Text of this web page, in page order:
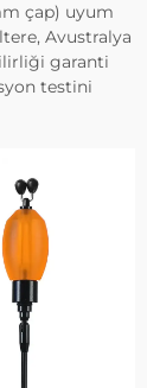
çap) uyum
Avustralya
garanti
testini